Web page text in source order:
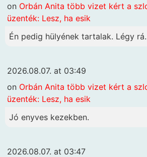
on Orbán Anita több vizet kért a
üzenték: Lesz, ha esik
Én pedig hülyének tartalak. Légy
2026.08.07. at 03:49
on Orbán Anita több vizet kért a
üzenték: Lesz, ha esik
Jó enyves kezekben.
2026.08.07. at 03:47